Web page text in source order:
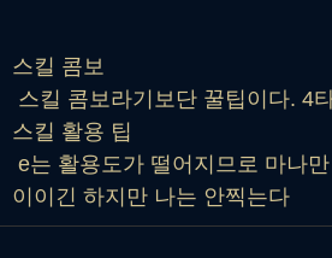
스킬 콤보
스킬 콤보라기보단 꿀팁이다. 4
스킬 활용 팁
e는 활용도가 떨어지므로 마나
이이긴 하지만 나는 안찍는다